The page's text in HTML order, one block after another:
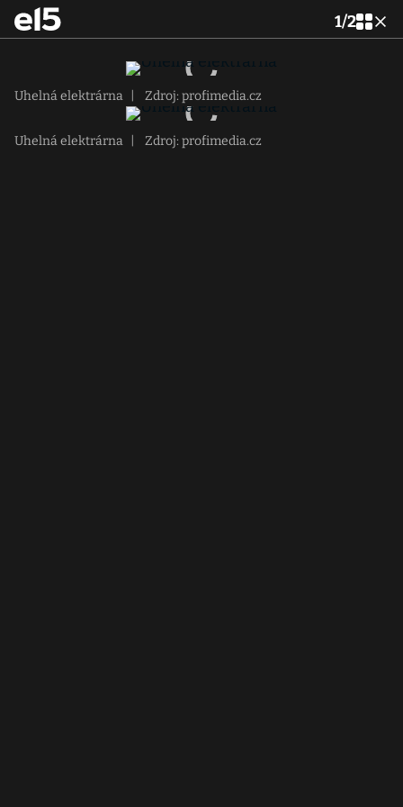
1/2
Uhelná elektrárna Zdroj: profimedia.cz
Uhelná elektrárna Zdroj: profimedia.cz